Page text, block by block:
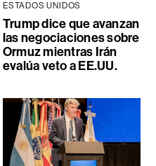
ESTADOS UNIDOS
Trump dice que avanzan
las negociaciones sobre
Ormuz mientras Irán
evalúa veto a EE.UU.